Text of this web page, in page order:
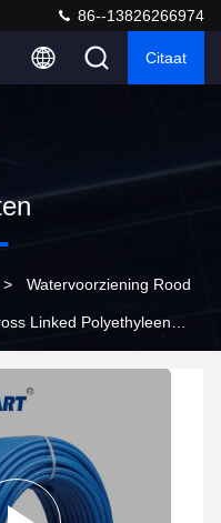
86--13826266974
Citaat
> Watervoorziening Rood
Linked Polyethyleen